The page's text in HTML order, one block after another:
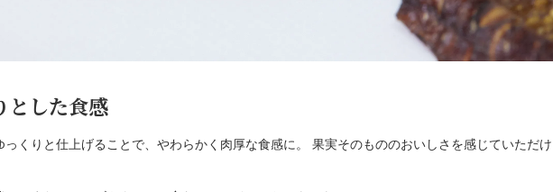
とした食感
っくりと仕上げることで、やわらかく肉厚な食感に。 果実そのもののおいしさを感じていただ